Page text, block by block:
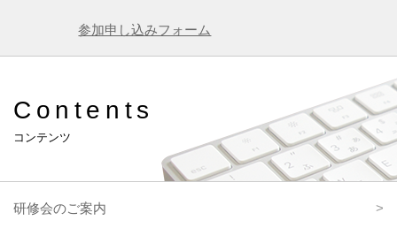
参加申し込みフォーム
Contents
コンテンツ
研修会のご案内